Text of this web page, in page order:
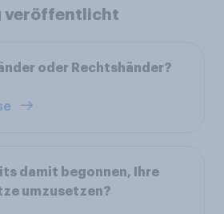
veröffentlicht
oder Rechtshänder?
damit begonnen, Ihre
umzusetzen?